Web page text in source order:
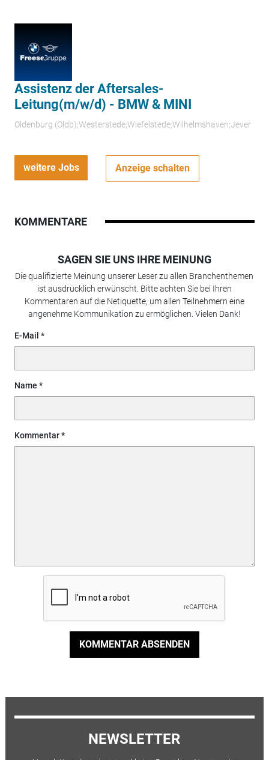
Assistenz der Aftersales-
Leitung(m/w/d) - BMW & MINI
Oldenburg (Oldb);Westerstede;Wiefelstede;Wilhelmshaven;Jever
weitere Jobs Anzeige schalten
KOMMENTARE
SAGEN SIE UNS IHRE MEINUNG
Die qualifizierte Meinung unserer Leser zu allen Branchenthemen
ist ausdrücklich erwünscht. Bitte achten Sie bei Ihren
Kommentaren auf die Netiquette, um allen Teilnehmern eine
angenehme Kommunikation zu ermöglichen. Vielen Dank!
E-Mail
Name
Kommentar
KOMMENTAR ABSENDEN
NEWSLETTER